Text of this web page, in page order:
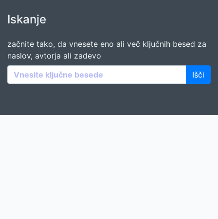
Iskanje
začnite tako, da vnesete eno ali več ključnih besed za
naslov, avtorja ali zadevo
Išči